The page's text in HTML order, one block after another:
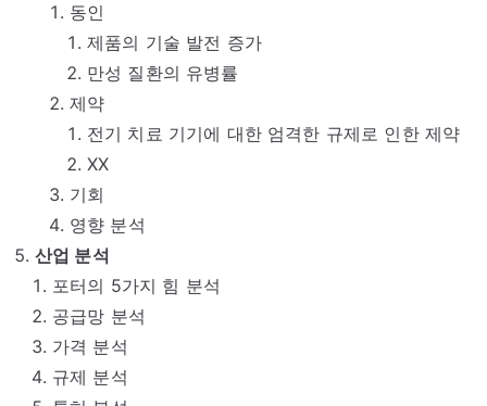
동인
제품의 기술 발전 증가
만성 질환의 유병률
제약
전기 치료 기기에 대한 엄격한 규제로 인한 제약
XX
기회
영향 분석
산업 분석
포터의 5가지 힘 분석
공급망 분석
가격 분석
규제 분석